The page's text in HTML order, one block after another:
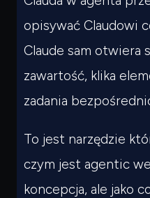
opisywać Claudowi
Claude sam otwiera
zawartość, klika
zadania
To jest narzędzie
czym jest agentic
koncepcja, ale jako